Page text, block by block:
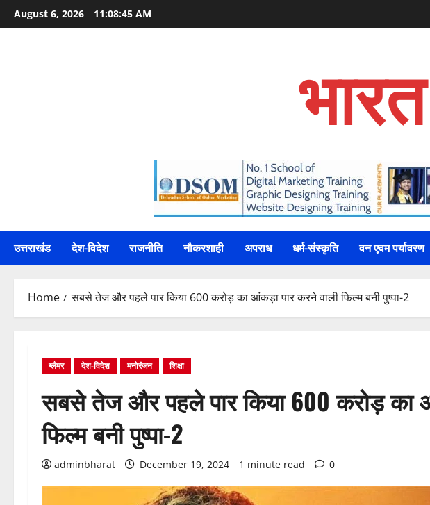
Skip
to
August 6, 2026 11:08:46 AM
उत्तराखंड देश-विदेश राजनीति नौकरशाही अपराध धर्म-संस्कृति वन एवम पर्यावरण
Home सबसे तेज और पहले पार किया 600 करोड़ का आंकड़ा पार करने वाली फिल्म बनी पुष्पा-2
ग्लैमर देश-विदेश मनोरंजन शिक्षा
सबसे तेज और पहले पार किया 600 करोड़ का
फिल्म बनी पुष्पा-2
adminbharat December 19, 2024 1 minute read 0